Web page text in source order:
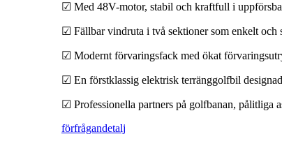
☑ Med 48V-motor, stabil och kraftfull i
☑ Fällbar vindruta i två sektioner som enkelt och
☑ Modernt förvaringsfack med ökat
☑ En förstklassig elektrisk terränggolfbil
☑ Professionella partners på golfbanan, pålitliga
förfrågandetalj